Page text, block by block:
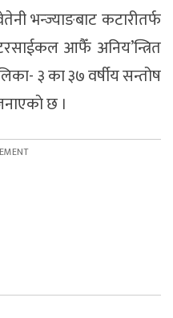
भन्ज्याङबाट कटारीतर्फ
आफैँ अनिय’न्त्रित
३ का ३७ वर्षीय सन्तोष
छ ।